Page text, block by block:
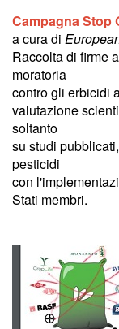
Campagna Stop
a cura di
Raccolta di firme
moratoria
contro gli erbicidi
valutazione
soltanto
su studi
pesticidi
con
Stati membri.